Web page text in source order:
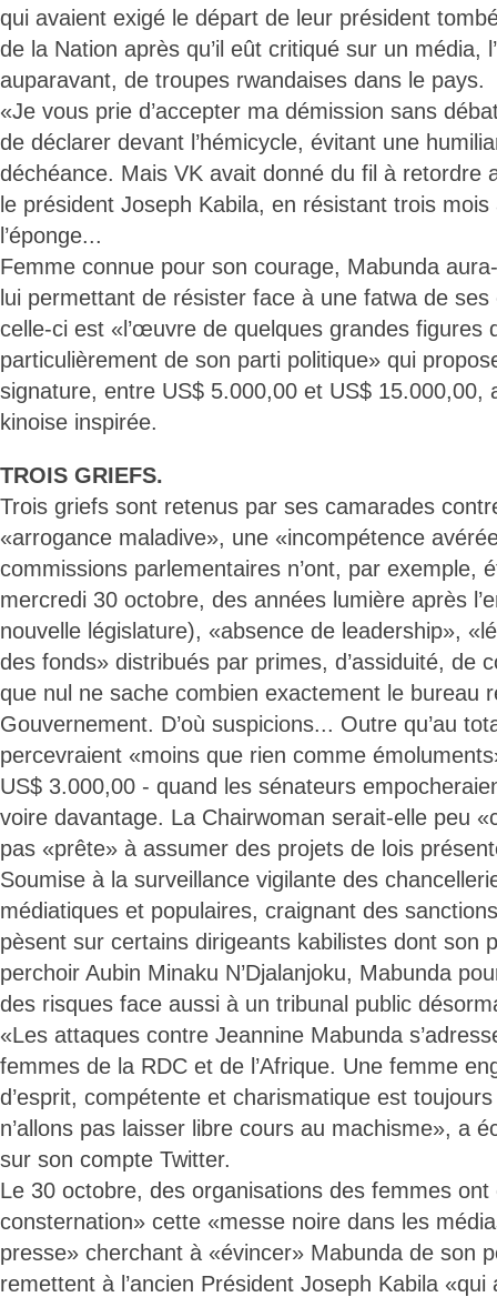
qui avaient exigé le départ de leur président
de la Nation après qu’il eût critiqué sur un média,
auparavant, de troupes rwandaises dans le pays.
«Je vous prie d’accepter ma démission sans
de déclarer devant l’hémicycle, évitant une
déchéance. Mais VK avait donné du fil à retordre
le président Joseph Kabila, en résistant trois
l’éponge...
Femme connue pour son courage, Mabunda
lui permettant de résister face à une fatwa de
celle-ci est «l’œuvre de quelques grandes figures
particulièrement de son parti politique» qui
signature, entre US$ 5.000,00 et US$ 15.000,00,
kinoise inspirée.
TROIS GRIEFS.
Trois griefs sont retenus par ses camarades
«arrogance maladive», une «incompétence
commissions parlementaires n’ont, par exemple,
mercredi 30 octobre, des années lumière après
nouvelle législature), «absence de leadership»,
des fonds» distribués par primes, d’assiduité, de
que nul ne sache combien exactement le bureau
Gouvernement. D’où suspicions... Outre qu’au
percevraient «moins que rien comme
US$ 3.000,00 - quand les sénateurs
voire davantage. La Chairwoman serait-elle peu
pas «prête» à assumer des projets de lois
Soumise à la surveillance vigilante des
médiatiques et populaires, craignant des
pèsent sur certains dirigeants kabilistes dont son
perchoir Aubin Minaku N’Djalanjoku, Mabunda
des risques face aussi à un tribunal public
«Les attaques contre Jeannine Mabunda
femmes de la RDC et de l’Afrique. Une femme
d’esprit, compétente et charismatique est
n’allons pas laisser libre cours au machisme», a
sur son compte Twitter.
Le 30 octobre, des organisations des femmes
consternation» cette «messe noire dans les
presse» cherchant à «évincer» Mabunda de son
remettent à l’ancien Président Joseph Kabila